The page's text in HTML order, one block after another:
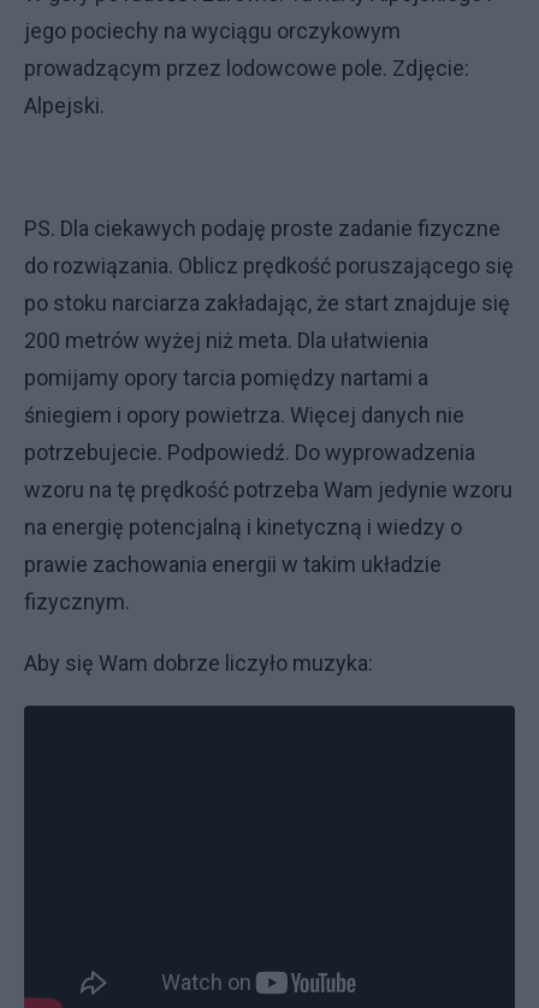
jego pociechy na wyciągu orczykowym
prowadzącym przez lodowcowe pole. Zdjęcie:
Alpejski.
PS. Dla ciekawych podaję proste zadanie fizyczne
do rozwiązania. Oblicz prędkość poruszającego się
po stoku narciarza zakładając, że start znajduje się
200 metrów wyżej niż meta. Dla ułatwienia
pomijamy opory tarcia pomiędzy nartami a
śniegiem i opory powietrza. Więcej danych nie
potrzebujecie. Podpowiedź. Do wyprowadzenia
wzoru na tę prędkość potrzeba Wam jedynie wzoru
na energię potencjalną i kinetyczną i wiedzy o
prawie zachowania energii w takim układzie
fizycznym.
Aby się Wam dobrze liczyło muzyka: